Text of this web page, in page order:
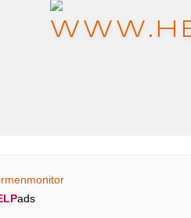
ads